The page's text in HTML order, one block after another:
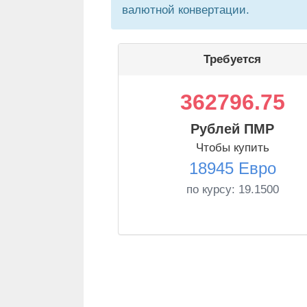
валютной конвертации.
Требуется
362796.75
Рублей ПМР
Чтобы купить
18945 Евро
по курсу: 19.1500